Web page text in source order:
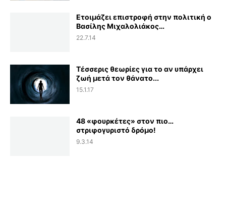
Ετοιμάζει επιστροφή στην πολιτική ο
Βασίλης Μιχαλολιάκος…
22.7.14
Τέσσερις θεωρίες για το αν υπάρχει
ζωή μετά τον θάνατο...
15.1.17
48 «φουρκέτες» στον πιο…
στριφογυριστό δρόμο!
9.3.14